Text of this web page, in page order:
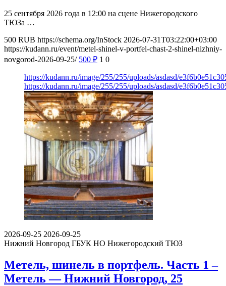
25 сентября 2026 года в 12:00 на сцене Нижегородского
ТЮЗа …
500 RUB https://schema.org/InStock 2026-07-31T03:22:00+03:00
https://kudann.ru/event/metel-shinel-v-portfel-chast-2-shinel-nizhniy-
novgorod-2026-09-25/ 500 ₽ 1 0
https://kudann.ru/image/255/255/uploads/asdasd/
https://kudann.ru/image/255/255/uploads/asdasd/
2026-09-25 2026-09-25
Нижний Новгород ГБУК НО Нижегородский ТЮЗ
Метель, шинель в портфель. Часть 1 –
Метель — Нижний Новгород, 25